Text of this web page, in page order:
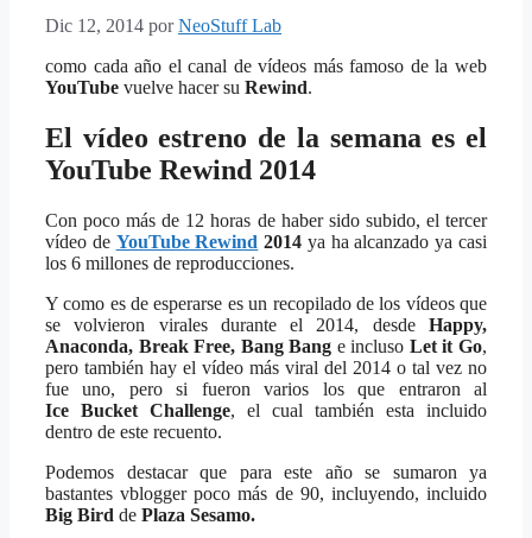
Dic 12, 2014 porNeoStuff Lab
como cada año el canal de vídeos más famoso de la web
YouTube vuelve hacer su Rewind.
El vídeo estreno de la semana es el
YouTube Rewind 2014
Con poco más de 12 horas de haber sido subido, el tercer
vídeo de YouTube Rewind 2014 ya ha alcanzado ya casi
los 6 millones de reproducciones.
Y como es de esperarse es un recopilado de los vídeos que
se volvieron virales durante el 2014, desde Happy,
Anaconda, Break Free, Bang Bang e incluso Let it Go,
pero también hay el vídeo más viral del 2014 o tal vez no
fue uno, pero si fueron varios los que entraron al
Ice Bucket Challenge, el cual también esta incluido
dentro de este recuento.
Podemos destacar que para este año se sumaron ya
bastantes vblogger poco más de 90, incluyendo, incluido
Big Bird de Plaza Sesamo.